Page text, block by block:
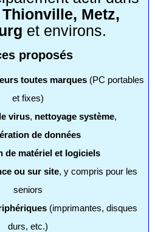
Thionville, Metz,
et environs.
proposés
toutes marques (PC portables
et fixes)
virus, nettoyage système,
de données
de matériel et logiciels
ou sur site, y compris pour les
seniors
(imprimantes, disques
durs, etc.)